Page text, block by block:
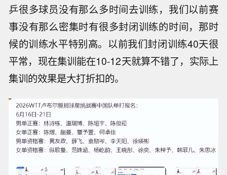
乒很多球员没有那么多时间去训练，我们以前赛
事没有那么密集时有很多封闭训练的时间，那时
候的训练水平特别高。以前我们封闭训练40天很
平常，现在集训能在10-12天就算不错了，实际上
集训的效果是大打折扣的。